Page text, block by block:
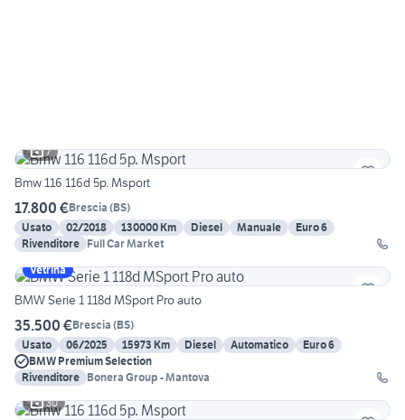
7
Bmw 116 116d 5p. Msport
17.800 €Brescia (BS)
Usato
02/2018 130000 Km Diesel Manuale
Euro 6
Rivenditore Full Car Market
Vetrina
BMW Serie 1 118d MSport Pro auto
35.500 €Brescia (BS)
Usato
06/2025 15973 Km Diesel Automatico
Euro 6
BMW Premium Selection
Rivenditore Bonera Group - Mantova
30